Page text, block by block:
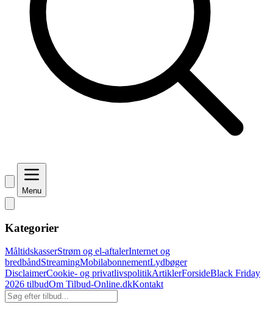
Menu
Kategorier
MåltidskasserStrøm og el-aftalerInternet og
bredbåndStreamingMobilabonnementLydbøger
DisclaimerCookie- og privatlivspolitikArtiklerForsideBlack Friday
2026 tilbudOm Tilbud-Online.dkKontakt